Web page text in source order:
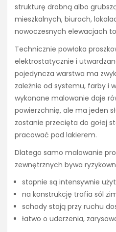
strukturę drobną albo
mieszkalnych, biurach,
nowoczesnych elewacjach
Technicznie powłoka
elektrostatycznie i
pojedyncza warstwa ma
zależnie od systemu, farby i
wykonane malowanie daje
powierzchnię, ale ma jeden
zostanie przecięta do gołej
pracować pod lakierem.
Dlatego samo malowanie
zewnętrznych bywa
stopnie są intensywnie
na konstrukcję trafia sól
schody stoją przy ruchu
łatwo o uderzenia,